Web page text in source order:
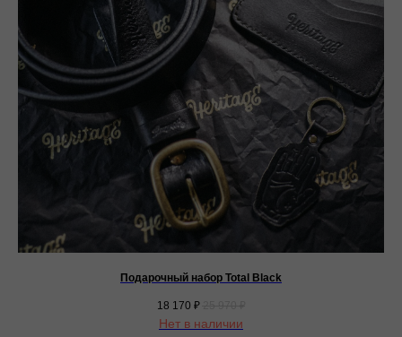
Подарочный набор Total Black
18 170 ₽
Нет в наличии